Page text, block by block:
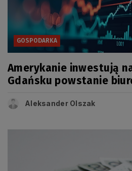
GOSPODARKA
Amerykanie inwestują
Gdańsku powstanie
Aleksander Olszak